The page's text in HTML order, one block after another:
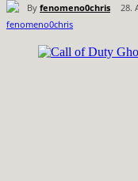
By fenomeno0chris 28.